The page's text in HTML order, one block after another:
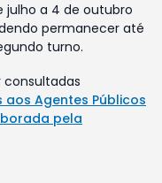
julho a 4 de outubro
permanecer até
turno.
Agentes Públicos
pela